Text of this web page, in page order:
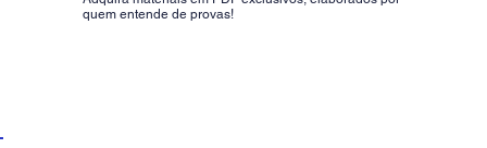
quem entende de provas!